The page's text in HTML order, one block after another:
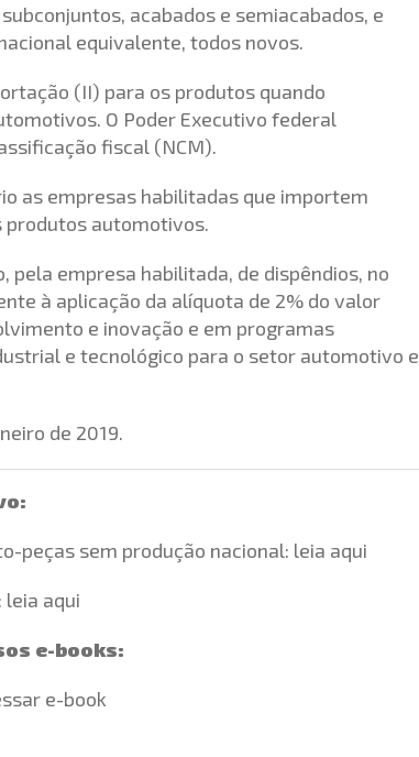
acabados e semiacabados, e
equivalente, todos novos.
(II) para os produtos quando
O Poder Executivo federal
fiscal (NCM).
as empresas habilitadas que importem
produtos automotivos.
pela empresa habilitada, de dispêndios, no
à aplicação da alíquota de 2% do valor
e inovação e em programas
e tecnológico para o setor automotivo e
de 2019.
peças sem produção nacional: leia aqui
leia aqui
e-books:
e-book